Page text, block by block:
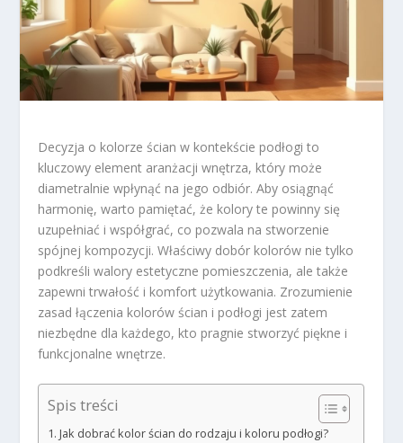
Decyzja o kolorze ścian w kontekście podłogi to
kluczowy element aranżacji wnętrza, który może
diametralnie wpłynąć na jego odbiór. Aby osiągnąć
harmonię, warto pamiętać, że kolory te powinny się
uzupełniać i współgrać, co pozwala na stworzenie
spójnej kompozycji. Właściwy dobór kolorów nie tylko
podkreśli walory estetyczne pomieszczenia, ale także
zapewni trwałość i komfort użytkowania. Zrozumienie
zasad łączenia kolorów ścian i podłogi jest zatem
niezbędne dla każdego, kto pragnie stworzyć piękne i
funkcjonalne wnętrze.
Spis treści
Jak dobrać kolor ścian do rodzaju i koloru podłogi?